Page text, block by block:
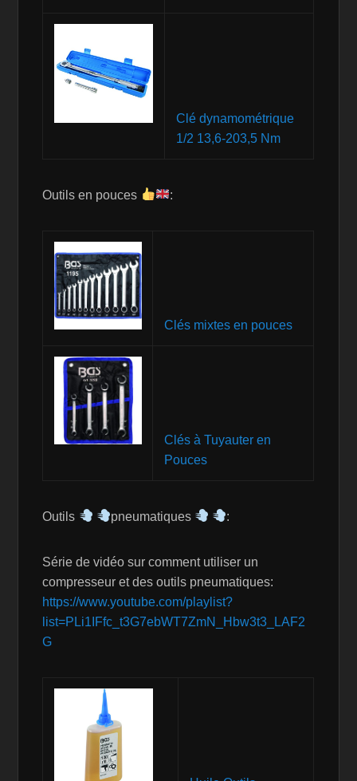
Clé dynamométrique
1/2 13,6-203,5 Nm
Outils en pouces :
Clés mixtes en pouces
Clés à Tuyauter en
Pouces
Outils pneumatiques :
Série de vidéo sur comment utiliser un
compresseur et des outils pneumatiques:
https://www.youtube.com/playlist?
list=PLi1IFfc_t3G7ebWT7ZmN_Hbw3t3_LAF2
G